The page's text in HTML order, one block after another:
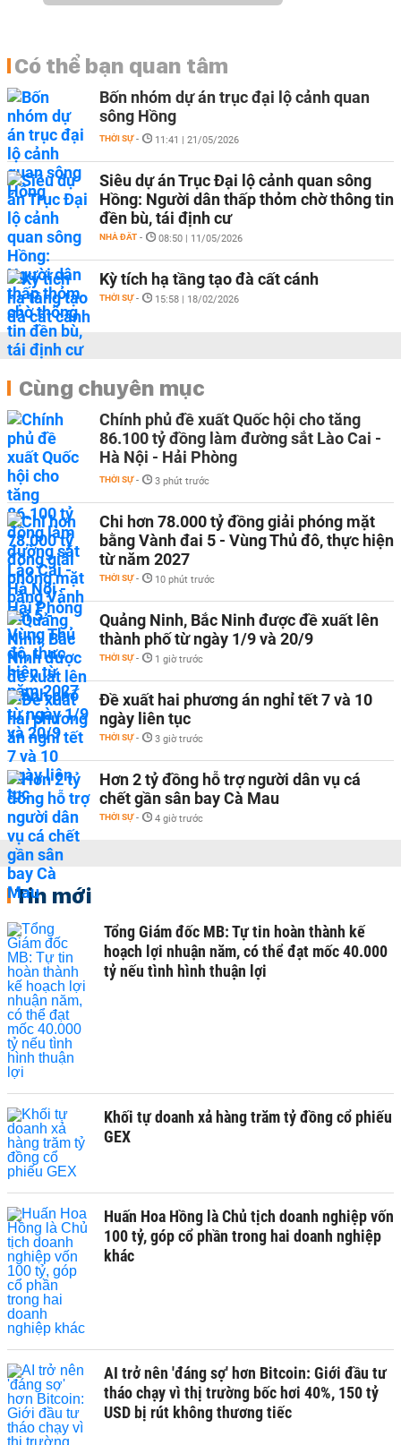
Có thể bạn quan tâm
Bốn nhóm dự án trục đại lộ cảnh quan
sông Hồng
THỜI SỰ - 11:41 | 21/05/2026
Siêu dự án Trục Đại lộ cảnh quan sông
Hồng: Người dân thấp thỏm chờ thông tin
đền bù, tái định cư
NHÀ ĐẤT - 08:50 | 11/05/2026
Kỳ tích hạ tầng tạo đà cất cánh
THỜI SỰ - 15:58 | 18/02/2026
Cùng chuyên mục
Chính phủ đề xuất Quốc hội cho tăng
86.100 tỷ đồng làm đường sắt Lào Cai -
Hà Nội - Hải Phòng
THỜI SỰ - 3 phút trước
Chi hơn 78.000 tỷ đồng giải phóng mặt
bằng Vành đai 5 - Vùng Thủ đô, thực hiện
từ năm 2027
THỜI SỰ - 10 phút trước
Quảng Ninh, Bắc Ninh được đề xuất lên
thành phố từ ngày 1/9 và 20/9
THỜI SỰ - 1 giờ trước
Đề xuất hai phương án nghỉ tết 7 và 10
ngày liên tục
THỜI SỰ - 3 giờ trước
Hơn 2 tỷ đồng hỗ trợ người dân vụ cá
chết gần sân bay Cà Mau
THỜI SỰ - 4 giờ trước
Tin mới
Tổng Giám đốc MB: Tự tin hoàn thành kế
hoạch lợi nhuận năm, có thể đạt mốc 40.000
tỷ nếu tình hình thuận lợi
Khối tự doanh xả hàng trăm tỷ đồng cổ phiếu
GEX
Huấn Hoa Hồng là Chủ tịch doanh nghiệp vốn
100 tỷ, góp cổ phần trong hai doanh nghiệp
khác
AI trở nên 'đáng sợ' hơn Bitcoin: Giới đầu tư
tháo chạy vì thị trường bốc hơi 40%, 150 tỷ
USD bị rút không thương tiếc